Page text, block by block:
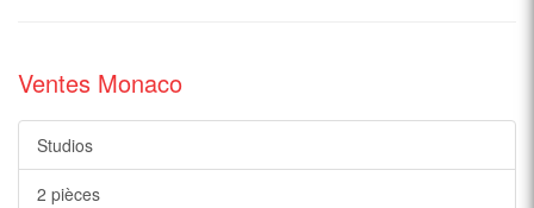
Ventes Monaco
Studios
2 pièces